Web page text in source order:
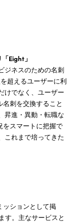
Eight」
ジネスのための名刺
超えるユーザーに利
けでなく、ユーザー
刺を交換すること
昇進・異動・転職な
をスマートに把握で
これまで培ってきた
ッションとして掲
す。主なサービスと